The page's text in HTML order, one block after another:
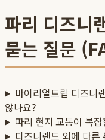
파리 디즈니
묻는 질문
마이리얼트립 디즈니
않나요?
파리 현지 교통이 복
디즈니랜드 외에 다른